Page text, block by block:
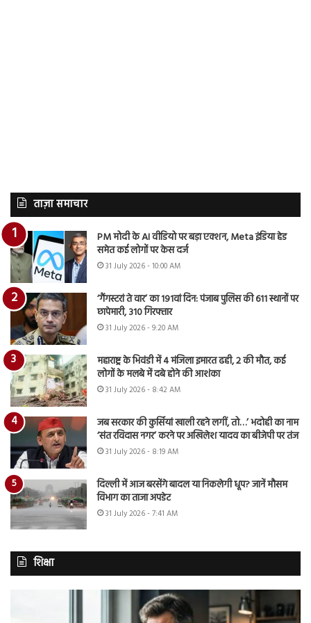
ताज़ा समाचार
PM मोदी के AI वीडियो पर बड़ा एक्शन, Meta इंडिया हेड
समेत कई लोगों पर केस दर्ज
31 July 2026 - 10:00 AM
‘गैंगस्टरां ते वार’ का 191वां दिन: पंजाब पुलिस की 611 स्थानों पर
छापेमारी, 310 गिरफ्तार
31 July 2026 - 9:20 AM
महाराष्ट्र के भिवंडी में 4 मंजिला इमारत ढही, 2 की मौत, कई
लोगों के मलबे में दबे होने की आशंका
31 July 2026 - 8:42 AM
जब सरकार की कुर्सियां खाली रहने लगीं, तो…’ भदोही का नाम
‘संत रविदास नगर’ करने पर अखिलेश यादव का बीजेपी पर तंज
31 July 2026 - 8:19 AM
दिल्ली में आज बरसेंगे बादल या निकलेगी धूप? जानें मौसम
विभाग का ताजा अपडेट
31 July 2026 - 7:41 AM
शिक्षा